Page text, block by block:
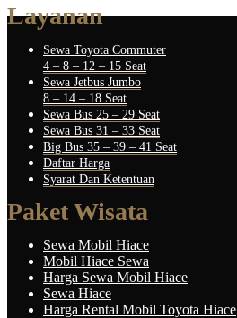
Layanan
Sewa Toyota Commuter
4 – 8 – 12 – 15 Seat
Sewa Jetbus Jumbo
8 – 14 – 18 Seat
Sewa Bus 25 – 29 Seat
Sewa Bus 31 – 33 Seat
Big Bus 35 – 39 – 41 Seat
Daftar Harga
Syarat Dan Ketentuan
Paket Wisata
Sewa Mobil Hiace
Mobil Hiace Sewa
Harga Sewa Mobil Hiace
Sewa Hiace
Harga Rental Mobil Toyota Hiace